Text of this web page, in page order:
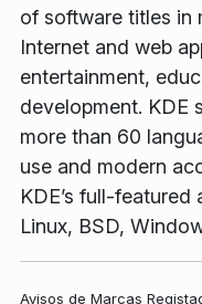
of software titles in
Internet and web
entertainment,
development. KDE
more than 60
use and modern
KDE’s full-
Linux, BSD,
Avisos de Marcas